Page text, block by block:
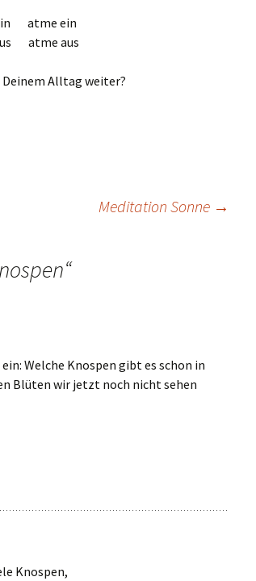
atme ein
atme aus
Alltag weiter?
Meditation Sonne →
“
Welche Knospen gibt es schon in
Blüten wir jetzt noch nicht sehen
Knospen,